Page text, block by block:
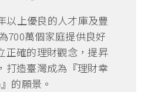
以上優良的人才庫及豐
700萬個家庭提供良好
正確的理財觀念，提昇
打造臺灣成為『理財幸
的願景。